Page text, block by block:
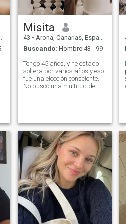
Misita
43 • Arona, Canarias, España
Buscando: Hombre 43 - 99
Tengo 45 años, y he estado
soltera por varios años y eso
fue una elección consciente.
No busco una multitud de
puedo sentirme realmente
cómoda y en paz con él. Soy
muy abierta y sociable:
encuentro fácil conectarme
con la gente y la vida,
disfruto genuinamente de las
personas y de la vida. Digo
lo que pienso y siento lo que
digo. No hay mentiras ni
juegos en mi mundo. - ¿Qué?
Comienzo cada mañana con
una carrera. Es mi
meditación, mi manera de
despejar mi cabeza y